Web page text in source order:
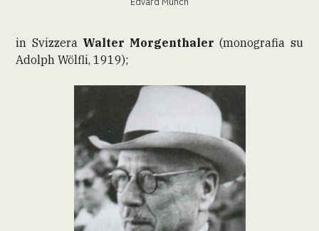
in Svizzera Walter Morgenthaler (monografia su
Adolph Wölfli, 1919);